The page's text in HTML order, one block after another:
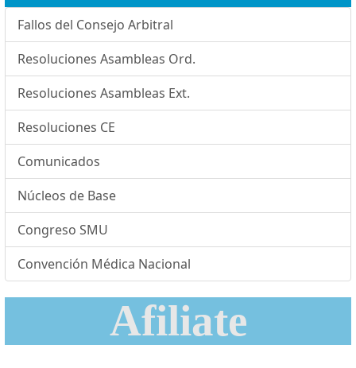
Fallos del Consejo Arbitral
Resoluciones Asambleas Ord.
Resoluciones Asambleas Ext.
Resoluciones CE
Comunicados
Núcleos de Base
Congreso SMU
Convención Médica Nacional
Afiliate